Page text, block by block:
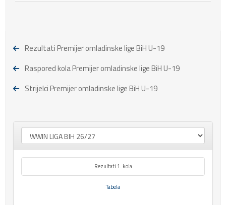
Rezultati Premijer omladinske lige BiH U-19
Raspored kola Premijer omladinske lige BiH U-19
Strijelci Premijer omladinske lige BiH U-19
Rezultati 1. kola
Tabela